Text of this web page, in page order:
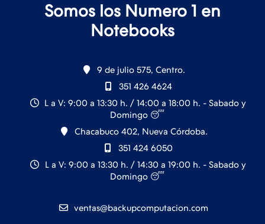
Somos los Numero 1 en
Notebooks
9 de julio 575, Centro.
351 426 4624
L a V: 9:00 a 13:30 h. / 14:00 a 18:00 h. - Sabado y
Domingo 😴
Chacabuco 402, Nueva Córdoba.
351 424 6050
L a V: 9:00 a 13:30 h. / 14:30 a 19:00 h. - Sabado y
Domingo 😴
ventas@backupcomputacion.com